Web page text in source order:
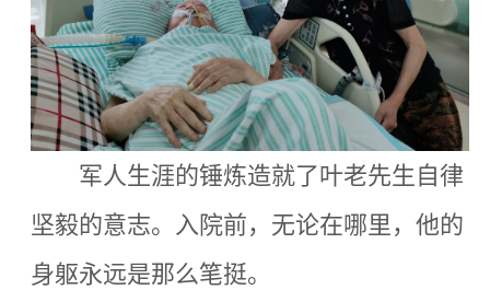
军人生涯的锤炼造就了叶老先生自律
坚毅的意志。入院前，无论在哪里，他的
身躯永远是那么笔挺。